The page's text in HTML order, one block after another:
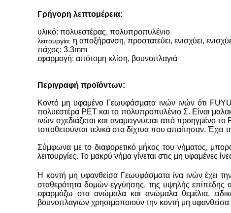
Γρήγορη λεπτομέρεια:
υλικό: πολυεστέρας, πολυπροπυλένιο
λειτουργία: η αποξήρανση, προστατεύει, ενισχύει,
πάχος: 3.3mm
εφαρμογή: απότομη κλίση, βουνοπλαγιά
Περιγραφή προϊόντων:
Κοντό μη υφαμένο Γεωυφάσματα ινών ινών ότι
πολυεστέρα PET και το πολυπροπυλένιο Σ. Είναι
ινών σχεδιάζεται και αναμειγνύεται από προηγμένο
τοποθετούνται τελικά στα δίχτυα που απαίτησαν. Έχει
Σύμφωνα με το διαφορετικό μήκος του νήματος,
λειτουργίες. Το μακρύ νήμα γίνεται στις μη υφαμένες
Η κοντή μη υφανθείσα Γεωυφάσματα ίνα ινών έχει
σταθερότητα δομών εγγύησης, της υψηλής επίπεδης
εφαρμόζω στα ανώμαλα και ανώμαλα θεμέλια,
βουνοπλαγιών χρησιμοποιούν την κοντή μη